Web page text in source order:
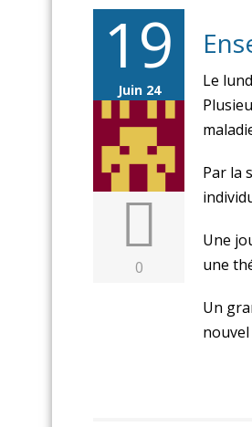
19
Juin 24
0
Le
Par la
Une
une
Un